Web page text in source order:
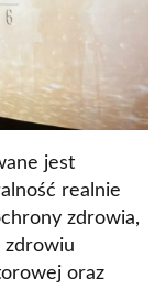
jest
realnie
zdrowia,
zdrowiu
oraz